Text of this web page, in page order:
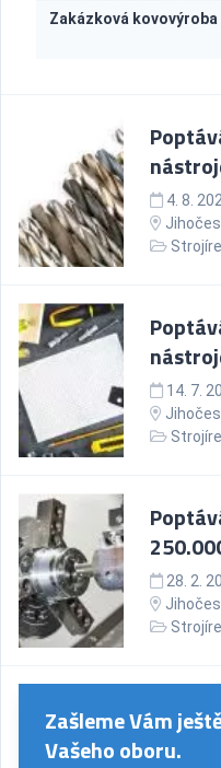
Zakázková kovovýroba
4. 8.
14. 7.
28. 2.
Zašleme Vám
Vašeho oboru.